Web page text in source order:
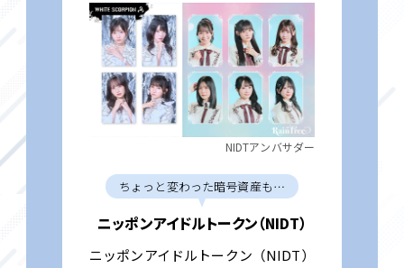
NIDTアンバサダー
ちょっと変わった暗号資産も⋯
ニッポンアイドルトークン（NIDT）
ニッポンアイドルトークン（NIDT）